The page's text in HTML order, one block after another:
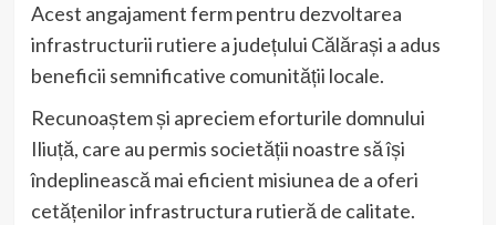
Acest angajament ferm pentru dezvoltarea
infrastructurii rutiere a județului Călărași a adus
beneficii semnificative comunității locale.
Recunoaștem și apreciem eforturile domnului
Iliuță, care au permis societății noastre să își
îndeplinească mai eficient misiunea de a oferi
cetățenilor infrastructura rutieră de calitate.